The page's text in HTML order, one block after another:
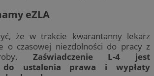
eZLA
że w trakcie kwarantanny lekarz
o czasowej niezdolności do pracy z
Zaświadczenie L-4 jest
do ustalenia prawa i wypłaty